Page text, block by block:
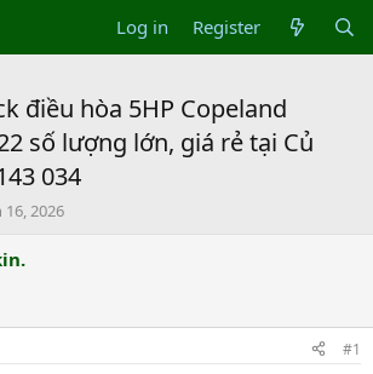
Log in Register
điều hòa 5HP Copeland
số lượng lớn, giá rẻ tại Củ
034
16, 2026
#1